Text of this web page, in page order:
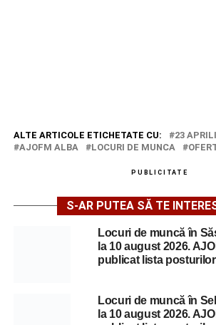
ALTE ARTICOLE ETICHETATE CU:
23
AJOFM ALBA
LOCURI DE MUNCA
PUBLICITATE
S-AR PUTEA SĂ TE
Locuri de muncă în
la 10 august 2026.
publicat lista
Locuri de muncă în
la 10 august 2026.